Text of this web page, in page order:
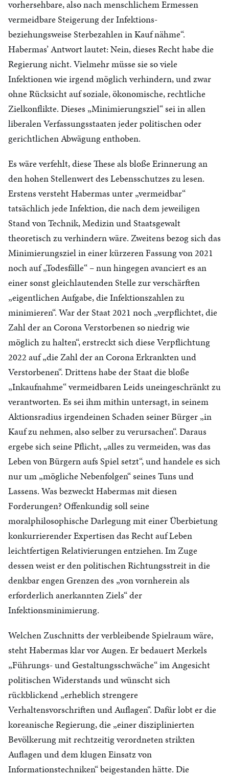
vorhersehbare, also nach menschlichem Ermessen
vermeidbare Steigerung der Infektions-
beziehungsweise Sterbezahlen in Kauf nähme“.
Habermas’ Antwort lautet: Nein, dieses Recht habe die
Regierung nicht. Vielmehr müsse sie so viele
Infektionen wie irgend möglich verhindern, und zwar
ohne Rücksicht auf soziale, ökonomische, rechtliche
Zielkonflikte. Dieses „Minimierungsziel“ sei in allen
liberalen Verfassungsstaaten jeder politischen oder
gerichtlichen Abwägung enthoben.
Es wäre verfehlt, diese These als bloße Erinnerung an
den hohen Stellenwert des Lebensschutzes zu lesen.
Erstens versteht Habermas unter „vermeidbar“
tatsächlich jede Infektion, die nach dem jeweiligen
Stand von Technik, Medizin und Staatsgewalt
theoretisch zu verhindern wäre. Zweitens bezog sich das
Minimierungsziel in einer kürzeren Fassung von 2021
noch auf „Todesfälle“ – nun hingegen avanciert es an
einer sonst gleichlautenden Stelle zur verschärften
„eigentlichen Aufgabe, die Infektionszahlen zu
minimieren“. War der Staat 2021 noch „verpflichtet, die
Zahl der an Corona Verstorbenen so niedrig wie
möglich zu halten“, erstreckt sich diese Verpflichtung
2022 auf „die Zahl der an Corona Erkrankten und
Verstorbenen“. Drittens habe der Staat die bloße
„Inkaufnahme“ vermeidbaren Leids uneingeschränkt zu
verantworten. Es sei ihm mithin untersagt, in seinem
Aktionsradius irgendeinen Schaden seiner Bürger „in
Kauf zu nehmen, also selber zu verursachen“. Daraus
ergebe sich seine Pflicht, „alles zu vermeiden, was das
Leben von Bürgern aufs Spiel setzt“, und handele es sich
nur um „mögliche Nebenfolgen“ seines Tuns und
Lassens. Was bezweckt Habermas mit diesen
Forderungen? Offenkundig soll seine
moralphilosophische Darlegung mit einer Überbietung
konkurrierender Expertisen das Recht auf Leben
leichtfertigen Relativierungen entziehen. Im Zuge
dessen weist er den politischen Richtungsstreit in die
denkbar engen Grenzen des „von vornherein als
erforderlich anerkannten Ziels“ der
Infektionsminimierung.
Welchen Zuschnitts der verbleibende Spielraum wäre,
steht Habermas klar vor Augen. Er bedauert Merkels
„Führungs- und Gestaltungsschwäche“ im Angesicht
politischen Widerstands und wünscht sich
rückblickend „erheblich strengere
Verhaltensvorschriften und Auflagen“. Dafür lobt er die
koreanische Regierung, die „einer disziplinierten
Bevölkerung mit rechtzeitig verordneten strikten
Auflagen und dem klugen Einsatz von
Informationstechniken“ beigestanden hätte. Die